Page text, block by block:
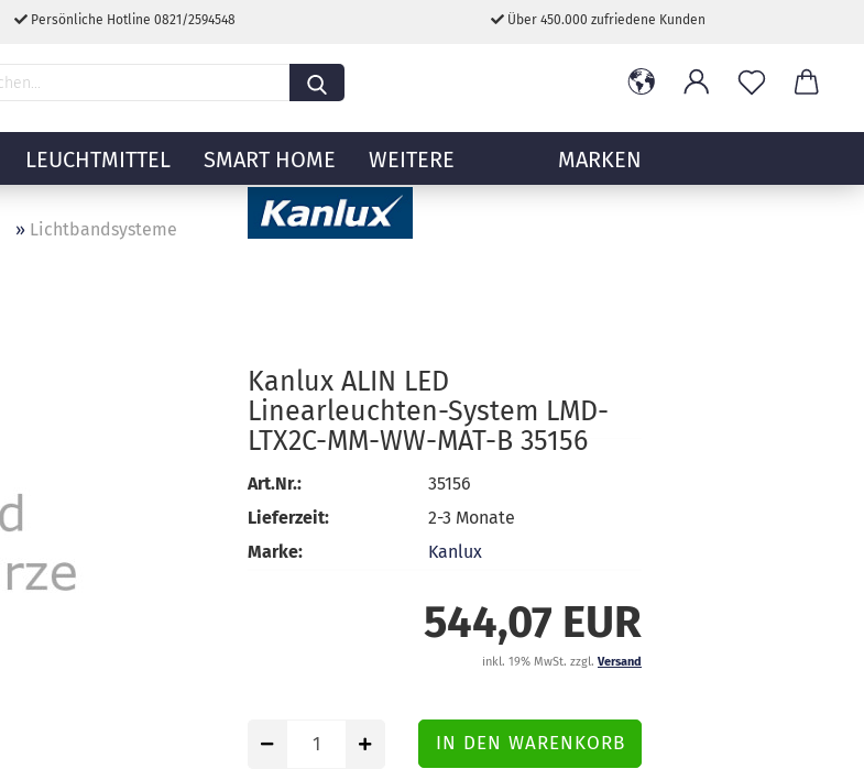
Persönliche Hotline 0821/2594548 Über 450.000 zufriedene Kunden
LEUCHTMITTEL SMART HOME MARKEN
WEITERE
» Lichtbandsysteme
Kanlux ALIN LED
Linearleuchten-System LMD-
LTX2C-MM-WW-MAT-B 35156
Art.Nr.:
35156
Lieferzeit:
2-3 Monate
Marke:
Kanlux
544,07 EUR
inkl. 19% MwSt. zzgl. Versand